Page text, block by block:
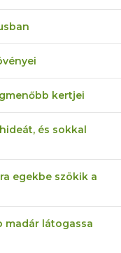
kertjei
és sokkal
egekbe szökik a
madár látogassa